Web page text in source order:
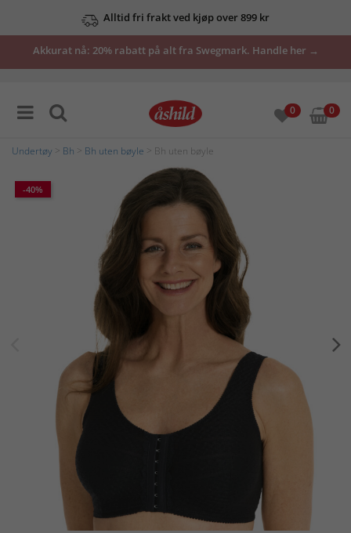
Alltid fri frakt ved kjøp over 899 kr
Akkurat nå: 20% rabatt på alt fra Swegmark. Handle her →
0 0
Undertøy Bh Bh uten bøyle > Bh uten bøyle
-40%